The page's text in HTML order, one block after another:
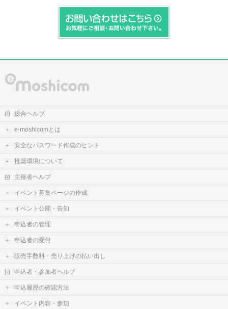
総合ヘルプ
e-moshicomとは
安全なパスワード作成のヒント
推奨環境について
主催者ヘルプ
イベント募集ページの作成
イベント公開・告知
申込者の管理
申込者の受付
販売手数料・売り上げの払い出し
申込者・参加者ヘルプ
申込履歴の確認方法
イベント内容・参加